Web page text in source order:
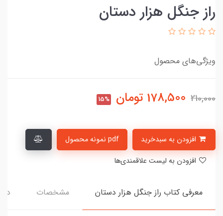
راز جنگل هزار دستان
ویژگی‌های محصول
210,000
178,500 تومان 15%
pdf نمونه محصول
معرفی کتاب راز جنگل هزار دستان مشخصات